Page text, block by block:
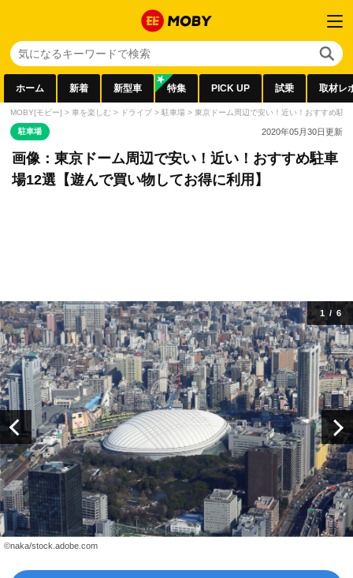
ホーム 新着 新型車 特集 PICK UP 試乗 取材レ
MOBY[モビー] > 車を楽しむ > ドライブ > 駐車場 > 東京ドーム周辺で安い！近い！おすすめ駐
駐車場 2020年05月30日更新
画像：東京ドーム周辺で安い！近い！おすすめ駐車
場12選【遊んで買い物してお得に利用】
©naka/stock.adobe.com
1/6